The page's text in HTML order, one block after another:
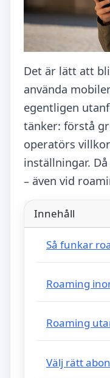
Det är lätt att
använda
egentligen
tänker: förstå
operatörs
inställningar.
– även vid
Innehåll
Så funkar
Roaming
Roaming
Välj rätt